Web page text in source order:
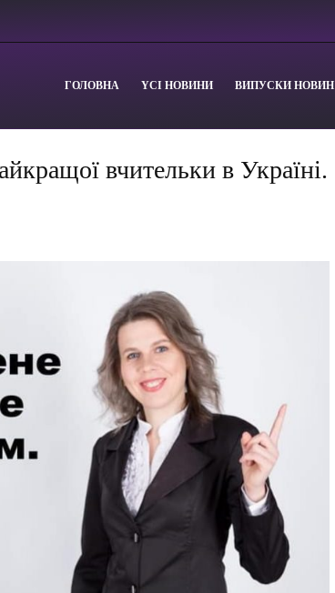
ГОЛОВНА YСІ НОВИНИ ВИПУСКИ НОВИН
вчительки в Україні.